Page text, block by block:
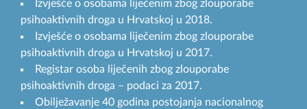
Izvješće o osobama liječenim zbog zlouporabe
psihoaktivnih droga u Hrvatskoj u 2018.
Izvješće o osobama liječenim zbog zlouporabe
psihoaktivnih droga u Hrvatskoj u 2017.
Registar osoba liječenih zbog zlouporabe
psihoaktivnih droga – podaci za 2017.
Obilježavanje 40 godina postojanja nacionalnog